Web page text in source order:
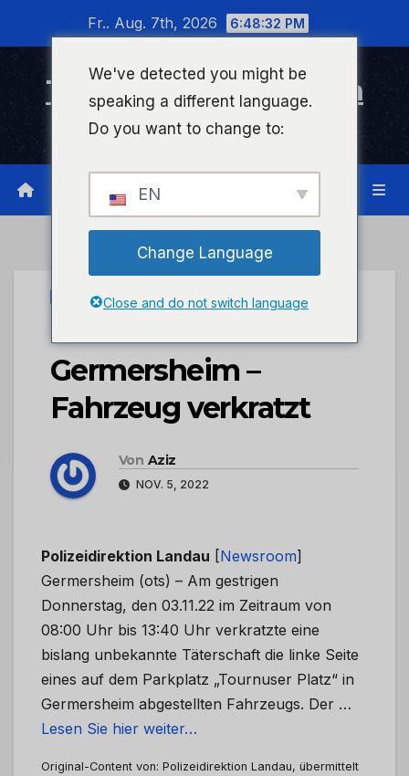
wechseln
Fr.. Aug. 7th, 2026 6:48:33 PM
Timeline Bad Kreuznach
Infonetzwerk für Bad Kreuznach
UNCATEGORIZED
POL-PDLD:
Germersheim –
Fahrzeug verkratzt
Von Aziz
NOV. 5, 2022
Polizeidirektion Landau [Newsroom]
Germersheim (ots) – Am gestrigen
Donnerstag, den 03.11.22 im Zeitraum von
08:00 Uhr bis 13:40 Uhr verkratzte eine
bislang unbekannte Täterschaft die linke Seite
eines auf dem Parkplatz „Tournuser Platz“ in
Germersheim abgestellten Fahrzeugs. Der …
Lesen Sie hier weiter…
Original-Content von: Polizeidirektion Landau, übermittelt
We've detected you might be
speaking a different language.
Do you want to change to:
EN
Change Language
Close and do not switch language